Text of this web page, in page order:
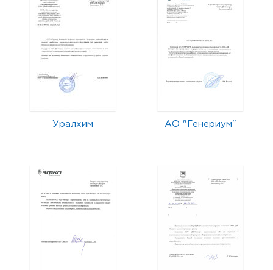
Уралхим АО "Генериум"